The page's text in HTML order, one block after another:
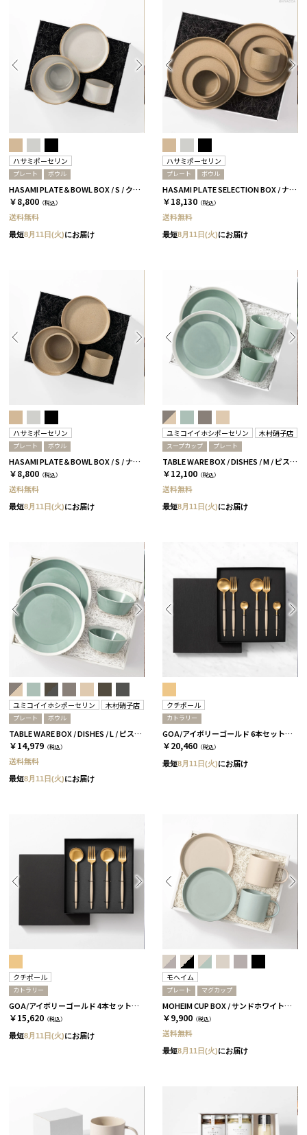
ハサミポーセリン
プレート ボウル
HASAMI PLATE＆BOWL BOX / S / クリア［ハサミポーセリン］
￥8,800 （税込）
送料無料
最短8月11日(火)にお届け
ハサミポーセリン
プレート ボウル
HASAMI PLATE SELECTION BOX / ナチュラル［ハサミポーセリン］
￥18,130 （税込）
送料無料
最短8月11日(火)にお届け
ハサミポーセリン
プレート ボウル
HASAMI PLATE＆BOWL BOX / S / ナチュラル［ハサミポーセリン］
￥8,800 （税込）
送料無料
最短8月11日(火)にお届け
ユミコイイホシポーセリン 木村硝子店
スープカップ プレート
TABLE WARE BOX / DISHES / M / ピスタチオグリーン［イイホシユミコ×木村硝子店］
￥12,100 （税込）
送料無料
最短8月11日(火)にお届け
ユミコイイホシポーセリン 木村硝子店
プレート ボウル
TABLE WARE BOX / DISHES / L / ピスタチオグリーン［イイホシユミコ×木村硝子店］
￥14,979 （税込）
送料無料
最短8月11日(火)にお届け
クチポール
カトラリー
GOA/アイボリーゴールド 6本セット［クチポール］
￥20,460 （税込）
最短8月11日(火)にお届け
クチポール
カトラリー
GOA/アイボリーゴールド 4本セット［クチポール］
￥15,620 （税込）
最短8月11日(火)にお届け
モヘイム
プレート マグカップ
MOHEIM CUP BOX / サンドホワイト＆ライトブルー［モヘイム］
￥9,900 （税込）
送料無料
最短8月11日(火)にお届け